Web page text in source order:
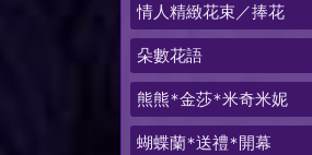
情人精緻花束／捧花
朵數花語
熊熊*金莎*米奇米妮
蝴蝶蘭*送禮*開幕